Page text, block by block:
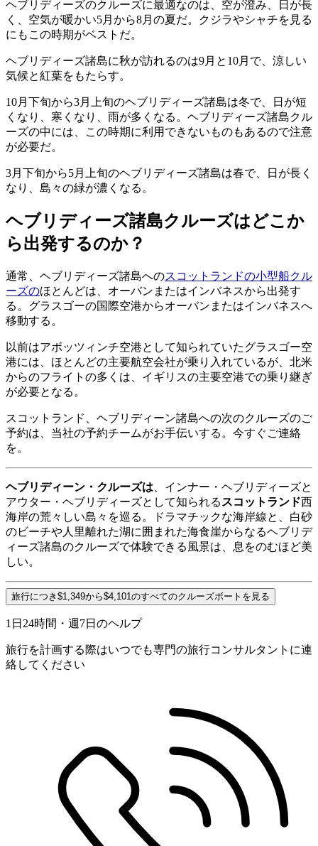
ヘブリディーズのクルーズに最適なのは、空が澄み、日が長
く、空気が暖かい5月から8月の夏だ。クジラやシャチを見る
にもこの時期がベストだ。
ヘブリディーズ諸島に秋が訪れるのは9月と10月で、涼しい
気候と紅葉をもたらす。
10月下旬から3月上旬のヘブリディーズ諸島は冬で、日が短
くなり、寒くなり、雨が多くなる。ヘブリディーズ諸島クル
ーズの中には、この時期に利用できないものもあるので注意
が必要だ。
3月下旬から5月上旬のヘブリディーズ諸島は春で、日が長く
なり、島々の緑が濃くなる。
ヘブリディーズ諸島クルーズはどこか
ら出発するのか？
通常、ヘブリディーズ諸島へのスコットランドの小型船クル
ーズのほとんどは、オーバンまたはインバネスから出発す
る。グラスゴーの国際空港からオーバンまたはインバネスへ
移動する。
以前はアボッツィンチ空港として知られていたグラスゴー空
港には、ほとんどの主要航空会社が乗り入れているが、北米
からのフライトの多くは、イギリスの主要空港での乗り継ぎ
が必要となる。
スコットランド、ヘブリディーン諸島への次のクルーズのご
予約は、当社の予約チームがお手伝いする。今すぐご連絡
を。
ヘブリディーン・クルーズは 、インナー・ヘブリディーズと
アウター・ヘブリディーズとして知られる スコットランド西
海岸の荒々しい島々を巡る。ドラマチックな海岸線と、白砂
のビーチや人里離れた湖に囲まれた海食崖からなるヘブリデ
ィーズ諸島のクルーズで体験できる風景は、息をのむほど美
しい。
旅行につき$1,349から$4,101のすべてのクルーズボートを見る
1日24時間・週7日のヘルプ
旅行を計画する際はいつでも専門の旅行コンサルタントに連
絡してください